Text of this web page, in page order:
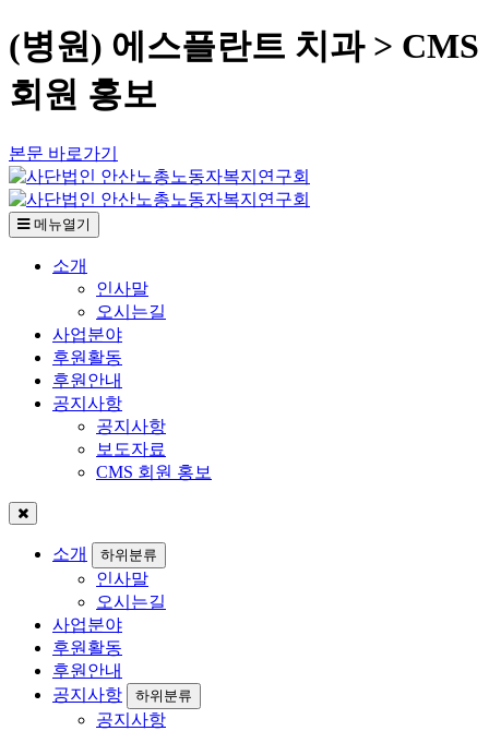
(병원) 에스플란트 치과 > CMS
회원 홍보
본문 바로가기
메뉴열기
소개
인사말
오시는길
사업분야
후원활동
후원안내
공지사항
공지사항
보도자료
CMS 회원 홍보
소개 하위분류
인사말
오시는길
사업분야
후원활동
후원안내
공지사항
하위분류
공지사항